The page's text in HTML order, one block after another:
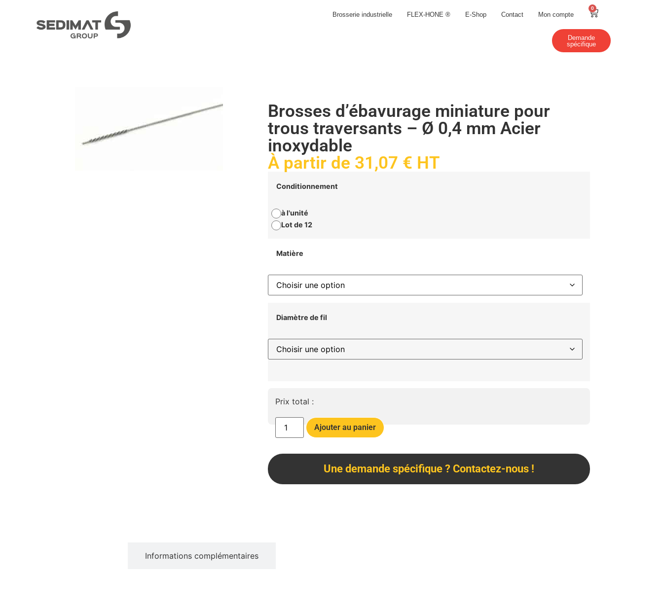
Brosserie industrielle FLEX-HONE ® E-Shop Contact Mon compte
0
Demande
spécifique
Brosses d’ébavurage miniature pour
trous traversants – Ø 0,4 mm Acier
inoxydable
À partir de 31,07 € HT
Conditionnement
à l'unité
Lot de 12
Matière
Diamètre de fil
Prix total :
Ajouter au panier
Une demande spécifique ? Contactez-nous !
Informations complémentaires